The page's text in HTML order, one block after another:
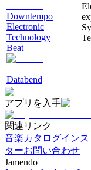
Downtempo
Electronic
Technology
Beat
Databend
アプリを入手
関連リンク
音楽カタログイン
ターお問い合わせ
Jamendo